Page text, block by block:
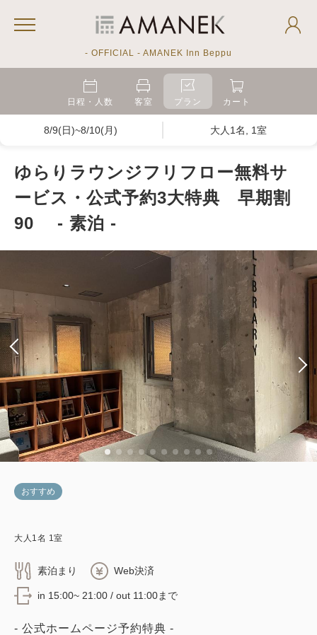
- OFFICIAL - AMANEK Inn Beppu
日程・人数 客室 プラン カート
8/9(日)~8/10(月) 大人1名, 1室
ゆらりラウンジフリフロー無料サ
ービス・公式予約3大特典 早期割
90 - 素泊 -
おすすめ
大人 1 名 1 室
素泊まり Web決済
in 15:00~ 21:00 / out 11:00まで
- 公式ホームページ予約特典 -